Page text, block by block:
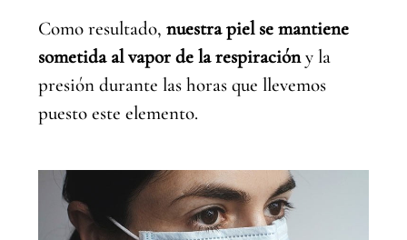
Como resultado, nuestra piel se mantiene
sometida al vapor de la respiracióny la
presión durante las horas que llevemos
puesto este elemento.